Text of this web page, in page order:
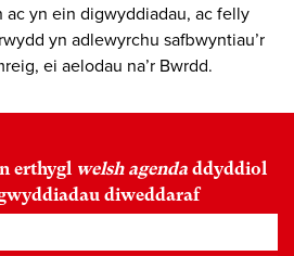
ac yn ein digwyddiadau, ac felly
yn adlewyrchu safbwyntiau’r
ei aelodau na’r Bwrdd.
erthygl welsh agenda ddyddiol
diweddaraf